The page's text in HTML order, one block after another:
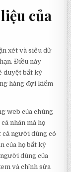
của
xét và siêu dữ
Điều này
duyệt bất kỳ
hàng đợi kiểm
web của chúng
nhân mà họ
cả người dùng có
của họ bất kỳ
dùng của
và chỉnh sửa